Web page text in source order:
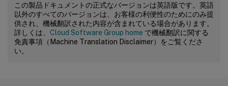
この製品ドキュメントの正式なバージョンは英語版です。英語
以外のすべてのバージョンは、お客様の利便性のためにのみ提
供され、機械翻訳された内容が含まれている場合があります。
詳しくは、 Cloud Software Group home で機械翻訳に関する
免責事項（Machine Translation Disclaimer）をご覧くださ
い。